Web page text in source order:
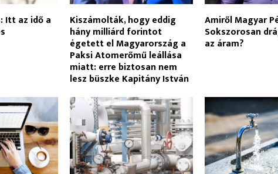
Itt az idő a Kiszámolták, hogy eddig
hány milliárd forintot
égetett el Magyarország a
Paksi Atomerőmű leállása
miatt: erre biztosan nem
lesz büszke Kapitány István
Amiről Magyar
Sokszorosan
az áram?